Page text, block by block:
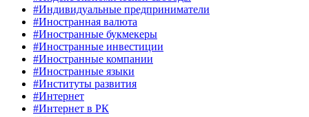
#Индивидуальные предприниматели
#Иностранная валюта
#Иностранные букмекеры
#Иностранные инвестиции
#Иностранные компании
#Иностранные языки
#Институты развития
#Интернет
#Интернет в РК